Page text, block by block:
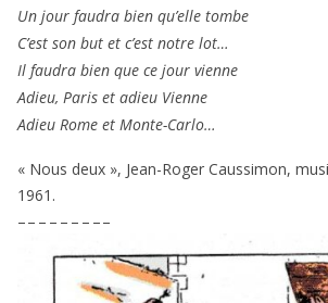
Un jour fau­dra bien qu’elle tombe
C’est son but et c’est notre lot…
Il fau­dra bien que ce jour vienne
Adieu, Paris et adieu Vienne
Adieu Rome et Monte-Carlo…
« Nous deux », Jean-Roger Caussimon,
1961 .
– – – – – – – – –